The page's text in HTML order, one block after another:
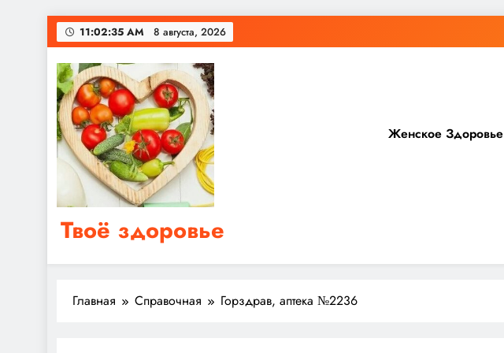
Перейти
к
содержимому
11:02:35 AM 8 августа, 2026
Твоё здоровье
Сайт о правильном питании, женском и мужском здоровье
Женское Здоровье
Главная Справочная Горздрав, аптека №2236